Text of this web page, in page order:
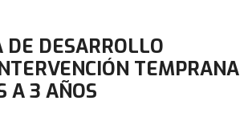
DE DESARROLLO
TEMPRANA
A 3 AÑOS